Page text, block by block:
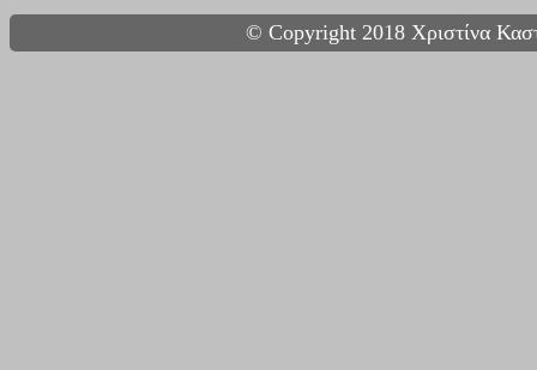
© Copyright 2018 Χριστίνα